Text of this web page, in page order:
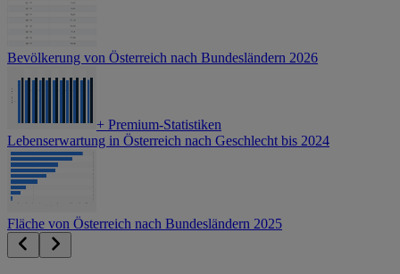
Bevölkerung von Österreich nach Bundesländern 2026
+ Premium-Statistiken
Lebenserwartung in Österreich nach Geschlecht bis 2024
Fläche von Österreich nach Bundesländern 2025